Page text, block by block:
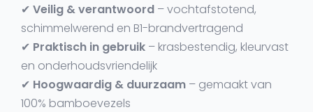
✔ Veilig & verantwoord – vochtafstotend,
schimmelwerend en B1-brandvertragend
✔ Praktisch in gebruik – krasbestendig, kleurvast
en onderhoudsvriendelijk
✔ Hoogwaardig & duurzaam – gemaakt van
100% bamboevezels